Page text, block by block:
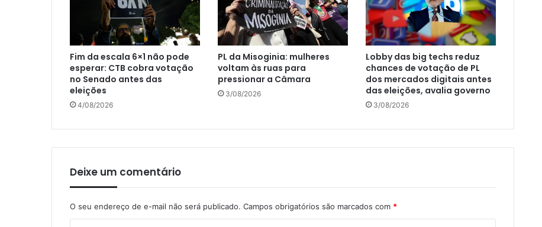
Fim da escala 6×1 não pode
esperar: CTB cobra votação
no Senado antes das
eleições
4/08/2026
PL da Misoginia: mulheres
voltam às ruas para
pressionar a Câmara
3/08/2026
Lobby das big techs reduz
chances de votação de PL
dos mercados digitais antes
das eleições, avalia governo
3/08/2026
Deixe um comentário
O seu endereço de e-mail não será publicado. Campos obrigatórios são marcados com *